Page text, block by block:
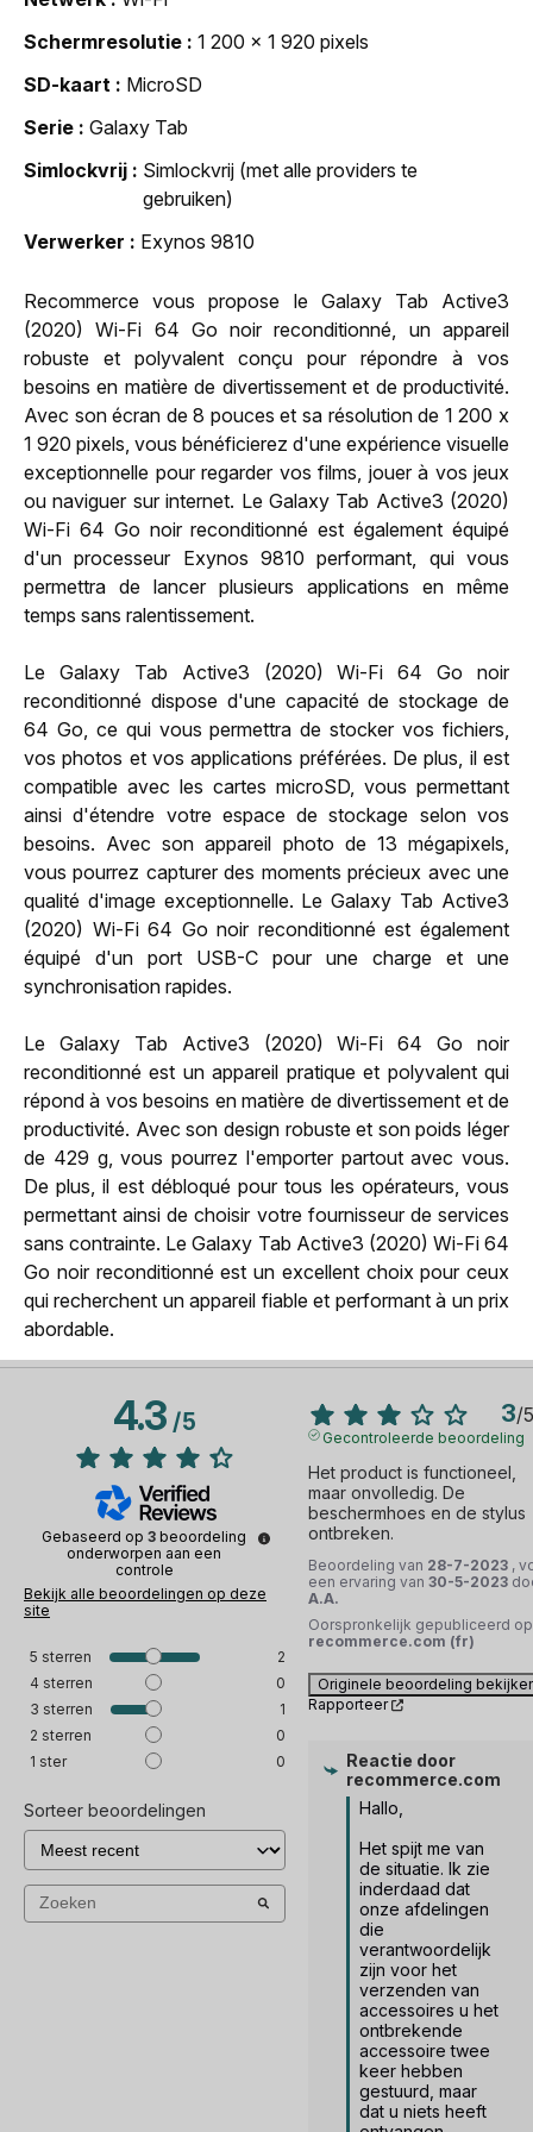
Schermresolutie
1 200 x 1 920 pixels
SD-kaart
MicroSD
Serie
Galaxy Tab
Simlockvrij
Simlockvrij (met alle providers te
gebruiken)
Verwerker
Exynos 9810
Recommerce vous propose le Galaxy Tab Active3
(2020) Wi-Fi 64 Go noir reconditionné, un appareil
robuste et polyvalent conçu pour répondre à vos
besoins en matière de divertissement et de productivité.
Avec son écran de 8 pouces et sa résolution de 1 200 x
1 920 pixels, vous bénéficierez d'une expérience visuelle
exceptionnelle pour regarder vos films, jouer à vos jeux
ou naviguer sur internet. Le Galaxy Tab Active3 (2020)
Wi-Fi 64 Go noir reconditionné est également équipé
d'un processeur Exynos 9810 performant, qui vous
permettra de lancer plusieurs applications en même
temps sans ralentissement.
Le Galaxy Tab Active3 (2020) Wi-Fi 64 Go noir
reconditionné dispose d'une capacité de stockage de
64 Go, ce qui vous permettra de stocker vos fichiers,
vos photos et vos applications préférées. De plus, il est
compatible avec les cartes microSD, vous permettant
ainsi d'étendre votre espace de stockage selon vos
besoins. Avec son appareil photo de 13 mégapixels,
vous pourrez capturer des moments précieux avec une
qualité d'image exceptionnelle. Le Galaxy Tab Active3
(2020) Wi-Fi 64 Go noir reconditionné est également
équipé d'un port USB-C pour une charge et une
synchronisation rapides.
Le Galaxy Tab Active3 (2020) Wi-Fi 64 Go noir
reconditionné est un appareil pratique et polyvalent qui
répond à vos besoins en matière de divertissement et de
productivité. Avec son design robuste et son poids léger
de 429 g, vous pourrez l'emporter partout avec vous.
De plus, il est débloqué pour tous les opérateurs, vous
permettant ainsi de choisir votre fournisseur de services
sans contrainte. Le Galaxy Tab Active3 (2020) Wi-Fi 64
Go noir reconditionné est un excellent choix pour ceux
qui recherchent un appareil fiable et performant à un prix
abordable.
4.3/5
Gebaseerd op 3 beoordeling
onderworpen aan een
controle
Bekijk alle beoordelingen op deze
site
5 sterren
2
4 sterren
0
3 sterren
1
2 sterren
0
1 ster 0
Sorteer beoordelingen
3/5
Gecontroleerde beoordeling
Het product is functioneel,
maar onvolledig. De
beschermhoes en de stylus
ontbreken.
Beoordeling van 28-7-2023 ,
een ervaring van 30-5-2023
A.A.
Oorspronkelijk gepubliceerd op
recommerce.com (fr)
Originele beoordeling
Rapporteer
Reactie door
recommerce.com
Hallo,
Het spijt me van
de situatie. Ik zie
inderdaad dat
onze afdelingen
die
verantwoordelijk
zijn voor het
verzenden van
accessoires u het
ontbrekende
accessoire twee
keer hebben
gestuurd, maar
dat u niets heeft